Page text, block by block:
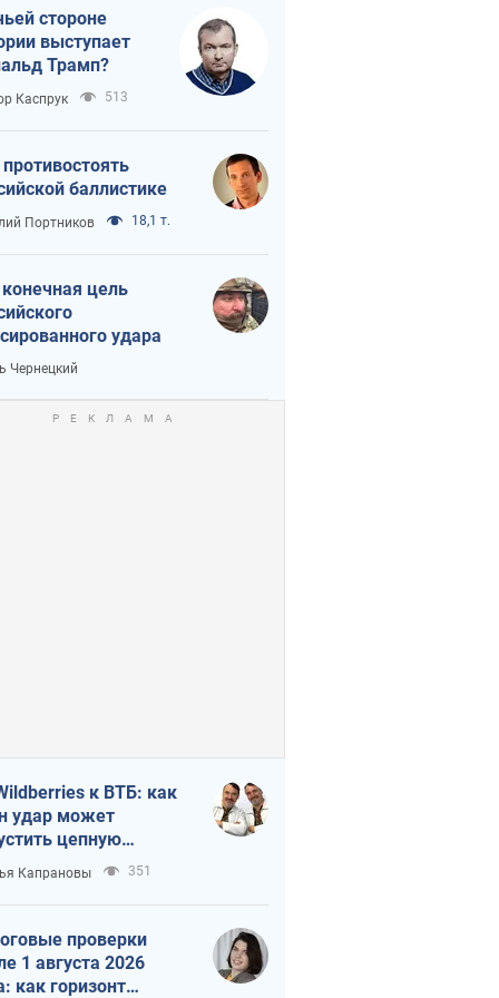
стороне
выступает
Трамп?
Каспрук 513
баллистике
Портников 18,1 т.
цель
удара
Чернецкий
к ВТБ: как
удар может
цепную
в России
Капрановы 351
проверки
1 августа 2026
как горизонт